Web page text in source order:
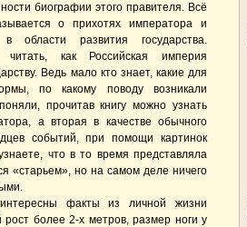
биографии этого правителя. Всё
о прихотях императора и
в области развития государства.
как Российская империя
Ведь мало кто знает, какие для
по какому поводу возникали
прочитав книгу можно узнать
а вторая в качестве обычного
событий, при помощи картинок
что в то время представляла
«старьем», но на самом деле ничего
факты из личной жизни
более 2-х метров, размер ноги у